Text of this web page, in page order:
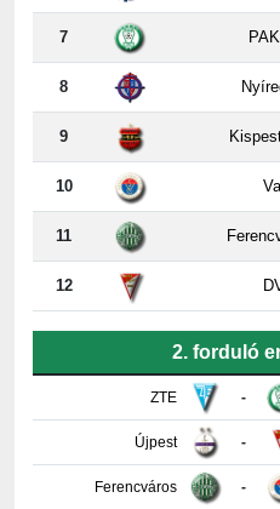
8
9
10
11
12
ZTE -
Újpest
Ferencváros
Győr